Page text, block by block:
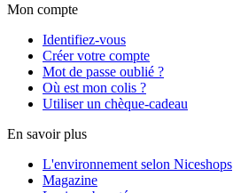
Mon compte
Identifiez-vous
Créer votre compte
Mot de passe oublié ?
Où est mon colis ?
Utiliser un chèque-cadeau
En savoir plus
L'environnement selon Niceshops
Magazine